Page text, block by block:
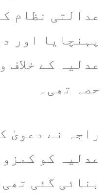
عدالتی نظام
پہنچایا اور
عدلیہ کے خلاف
حصہ تھی۔
راجہ نے دعویٰ
عدلیہ کو
بنائی گئی